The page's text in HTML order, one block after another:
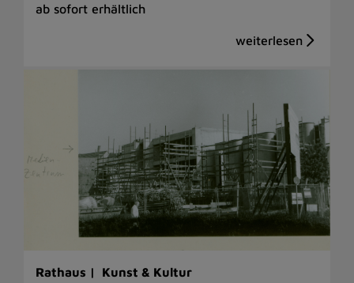
ab sofort erhältlich
Rathaus | Kunst & Kultur